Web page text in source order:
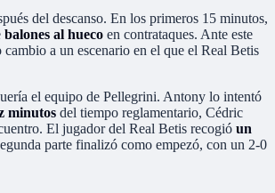
del descanso. En los primeros 15 minutos,
balones al hueco en contrataques. Ante este
cambio a un escenario en el que el Real Betis
el equipo de Pellegrini. Antony lo intentó
minutos del tiempo reglamentario, Cédric
El jugador del Real Betis recogió un
parte finalizó como empezó, con un 2-0